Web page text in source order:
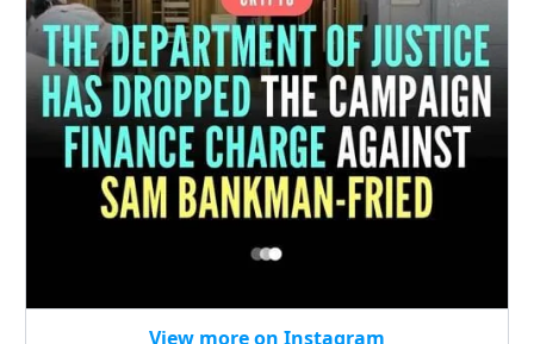
View more on Instagram